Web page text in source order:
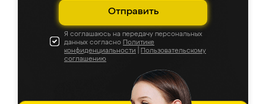
Отправить
Я соглашаюсь на передачу персональных
данных согласно Политике
конфиденциальности
Пользовательскому
соглашению